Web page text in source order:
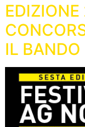
IL BANDO